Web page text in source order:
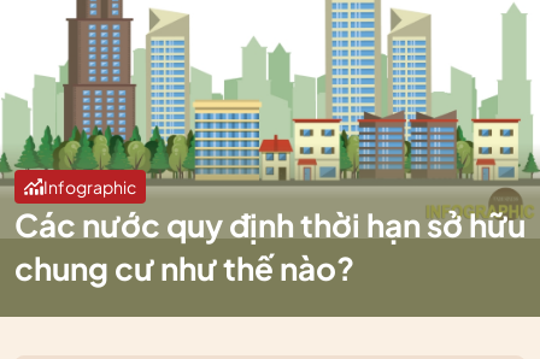
Infographic
Các nước quy định thời hạn sở hữu
chung cư như thế nào?